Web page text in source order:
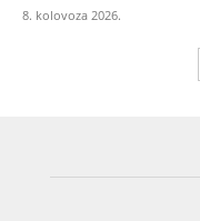
8. kolovoza 2026.